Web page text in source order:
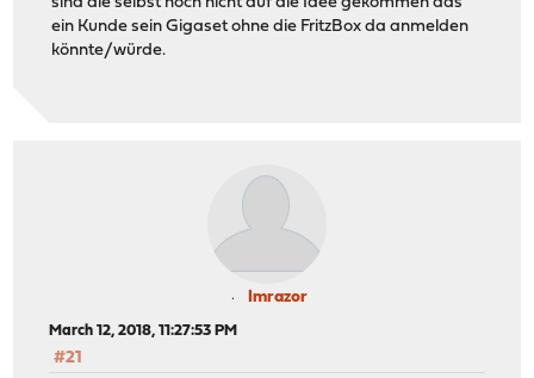
ein Kunde sein Gigaset ohne die FritzBox da anmelden
könnte/würde.
Imrazor
March 12, 2018, 11:27:53 PM
#21